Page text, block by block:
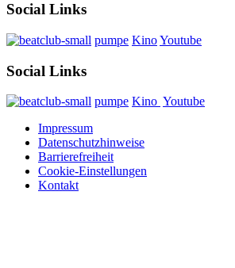
Social Links
pumpe KinoYoutube
Social Links
pumpe Kino Youtube
Impressum
Datenschutzhinweise
Barrierefreiheit
Cookie-Einstellungen
Kontakt